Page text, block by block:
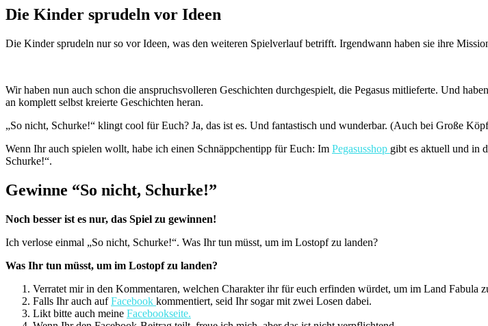
Die Kinder sprudeln vor Ideen
Die Kinder sprudeln nur so vor Ideen, was den weiteren Spielverlauf betrifft. Irgendwann haben sie ihre
Wir haben nun auch schon die anspruchsvolleren Geschichten durchgespielt, die Pegasus mitlieferte. Und
an komplett selbst kreierte Geschichten heran.
„So nicht, Schurke!“ klingt cool für Euch? Ja, das ist es. Und fantastisch und wunderbar. (Auch bei Große
Wenn Ihr auch spielen wollt, habe ich einen Schnäppchentipp für Euch: Im Pegasusshop gibt es aktuell und in
Schurke!“.
Gewinne “So nicht, Schurke!”
Noch besser ist es nur, das Spiel zu gewinnen!
Ich verlose einmal „So nicht, Schurke!“. Was Ihr tun müsst, um im Lostopf zu landen?
Was Ihr tun müsst, um im Lostopf zu landen?
Verratet mir in den Kommentaren, welchen Charakter ihr für euch erfinden würdet, um im Land Fabula
Falls Ihr auch aufFacebook kommentiert, seid Ihr sogar mit zwei Losen dabei.
Likt bitte auch meine Facebookseite.